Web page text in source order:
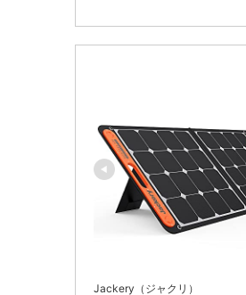
Jackery（ジャクリ）